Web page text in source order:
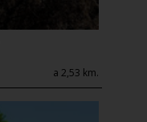
a 2,53 km.